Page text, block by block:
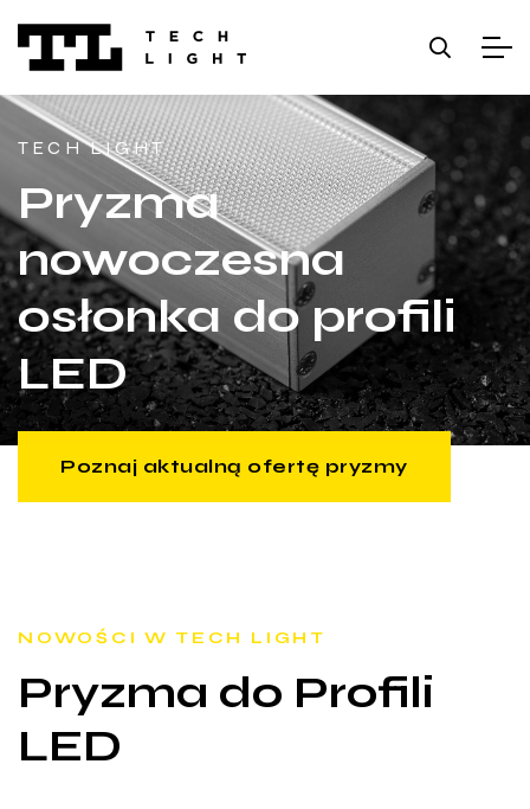
TECH LIGHT
Pryzma
nowoczesna
osłonka do profili
LED
Poznaj aktualną ofertę pryzmy
NOWOŚCI W TECH LIGHT
Pryzma do Profili
LED